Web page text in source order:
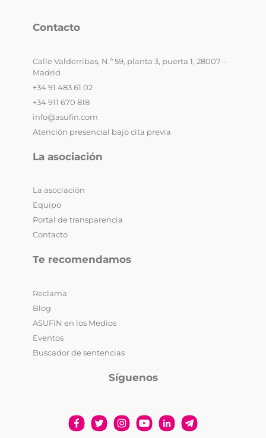
Contacto
Calle Valderribas, N.º 59, planta 3, puerta 1, 28007 –
Madrid
+34 91 483 61 02
+34 911 670 818
info@asufin.com
Atención presencial bajo cita previa
La asociación
La asociación
Equipo
Portal de transparencia
Contacto
Te recomendamos
Reclama
Blog
ASUFIN en los Medios
Eventos
Buscador de sentencias
Síguenos